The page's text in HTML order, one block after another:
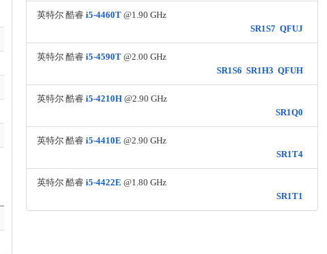
英特尔 酷睿 i5-4460T@1.90 GHz
SR1S7 QFUJ
英特尔 酷睿 i5-4590T@2.00 GHz
SR1S6 SR1H3 QFUH
英特尔 酷睿 i5-4210H@2.90 GHz
SR1Q0
英特尔 酷睿 i5-4410E @2.90 GHz
SR1T4
英特尔 酷睿 i5-4422E @1.80 GHz
SR1T1